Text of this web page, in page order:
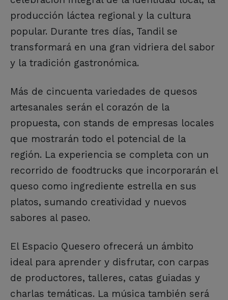
producción láctea regional y la cultura
popular. Durante tres días, Tandil se
transformará en una gran vidriera del sabor
y la tradición gastronómica.
Más de cincuenta variedades de quesos
artesanales serán el corazón de la
propuesta, con stands de empresas locales
que mostrarán todo el potencial de la
región. La experiencia se completa con un
recorrido de foodtrucks que incorporarán el
queso como ingrediente estrella en sus
platos, sumando creatividad y nuevos
sabores al paseo.
El Espacio Quesero ofrecerá un ámbito
ideal para aprender y disfrutar, con carpas
de productores, talleres, catas guiadas y
charlas temáticas. La música también será